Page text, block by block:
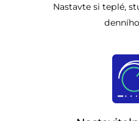
Nastavte si teplé,